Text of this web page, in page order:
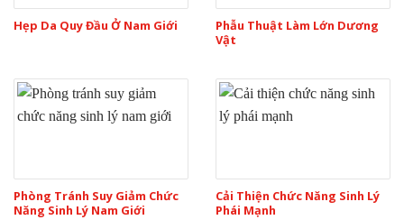
Hẹp Da Quy Đầu Ở Nam Giới
Phẫu Thuật Làm Lớn Dương
Vật
Phòng Tránh Suy Giảm Chức
Năng Sinh Lý Nam Giới
Cải Thiện Chức Năng Sinh Lý
Phái Mạnh